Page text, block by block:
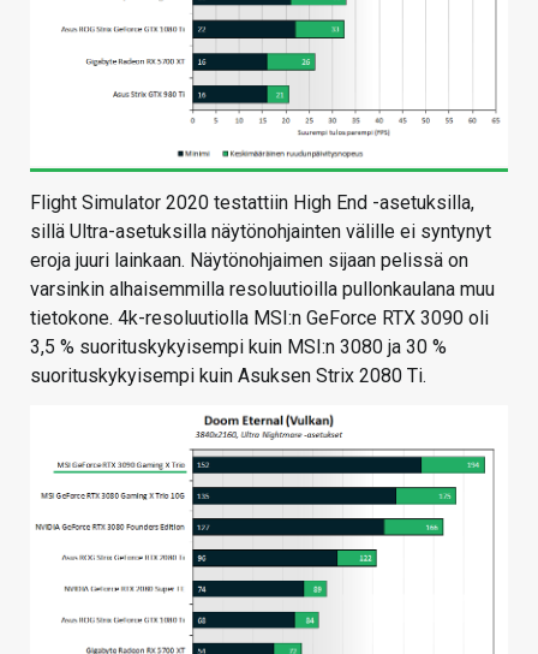
Flight Simulator 2020 testattiin High End -asetuksilla,
sillä Ultra-asetuksilla näytönohjainten välille ei syntynyt
eroja juuri lainkaan. Näytönohjaimen sijaan pelissä on
varsinkin alhaisemmilla resoluutioilla pullonkaulana muu
tietokone. 4k-resoluutiolla MSI:n GeForce RTX 3090 oli
3,5 % suorituskykyisempi kuin MSI:n 3080 ja 30 %
suorituskykyisempi kuin Asuksen Strix 2080 Ti.